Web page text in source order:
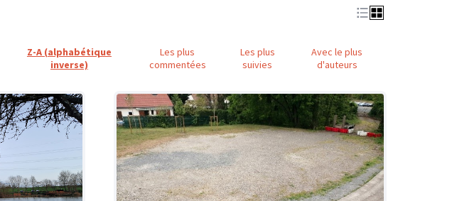
Z-A (alphabétique
inverse)
Les plus
commentées
Les plus
suivies
Avec le plus
d'auteurs